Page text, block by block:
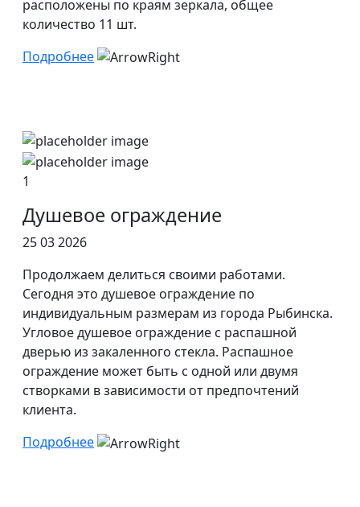
расположены по краям зеркала, общее
количество 11 шт.
Подробнее
1
Душевое ограждение
25 03 2026
Продолжаем делиться своими работами.
Сегодня это душевое ограждение по
индивидуальным размерам из города Рыбинска.
Угловое душевое ограждение с распашной
дверью из закаленного стекла. Распашное
ограждение может быть с одной или двумя
створками в зависимости от предпочтений
клиента.
Подробнее